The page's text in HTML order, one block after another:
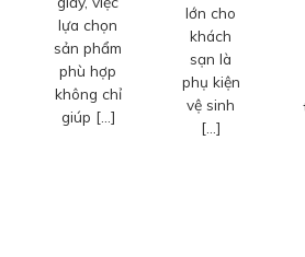
lựa chọn
sản phẩm
phù hợp
không chỉ
giúp […]
lớn cho
khách
sạn là
phụ kiện
vệ sinh
[…]